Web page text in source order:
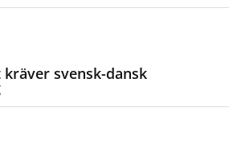
svensk-dansk